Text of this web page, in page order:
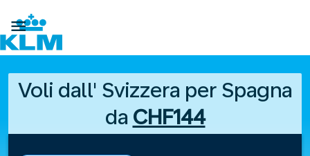

Voli dall' Svizzera per Spagna
da CHF144